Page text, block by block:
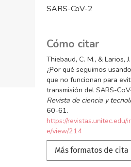
SARS-CoV-2
Cómo citar
Thiebaud, C. M., & Larios,
¿Por qué seguimos
que no funcionan para
transmisión del SARS-
Revista de ciencia y
60-61.
https://revistas.unitec.edu/
e/view/214
Más formatos de cita